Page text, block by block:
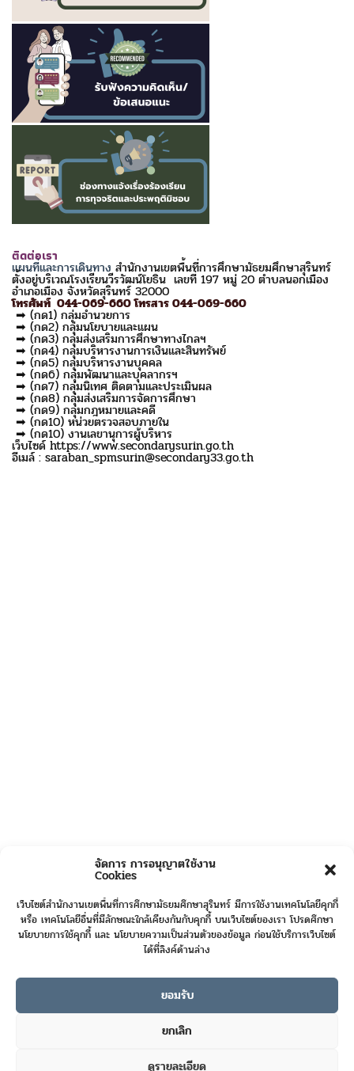
จัดการ การอนุญาตใช้งาน
Cookies
เว็บไซต์สำนักงานเขตพื้นที่การศึกษามัธยมศึกษาสุรินทร์ มีการใช้งานเทคโนโลยีคุกกี้
หรือ เทคโนโลยีอื่นที่มีลักษณะใกล้เคียงกันกับคุกกี้ บนเว็บไซต์ของเรา โปรดศึกษา
นโยบายการใช้คุกกี้ และ นโยบายความเป็นส่วนตัวของข้อมูล ก่อนใช้บริการเว็บไซต์
ได้ที่ลิงค์ด้านล่าง
ยอมรับ
ยกเลิก
ดูรายละเอียด
ติดต่อเรา
แผนที่และการเดินทางสำนักงานเขตพื้นที่การศึกษามัธยมศึกษาสุรินทร์
ตั้งอยู่บริเวณโรงเรียนวีรวัฒน์โยธิน เลขที่ 197 หมู่ 20 ตำบลนอกเมือง
อำเภอเมือง จังหวัดสุรินทร์ 32000
โทรศัพท์ 044-069-660 โทรสาร 044-069-660
➡ (กด1) กลุ่มอำนวยการ
➡ (กด2) กลุ่มนโยบายและแผน
➡ (กด3) กลุ่มส่งเสริมการศึกษาทางไกลฯ
➡ (กด4) กลุ่มบริหารงานการเงินและสินทรัพย์
➡ (กด5) กลุ่มบริหารงานบุคคล
➡ (กด6) กลุ่มพัฒนาและบุคลากรฯ
➡ (กด7) กลุ่มนิเทศ ติดตามและประเมินผล
➡ (กด8) กลุ่มส่งเสริมการจัดการศึกษา
➡ (กด9) กลุ่มกฎหมายและคดี
➡ (กด10) หน่วยตรวจสอบภายใน
➡ (กด10) งานเลขานุการผู้บริหาร
เว็บไซด์ https://www.secondarysurin.go.th
อีเมล์ : saraban_spmsurin@secondary33.go.th